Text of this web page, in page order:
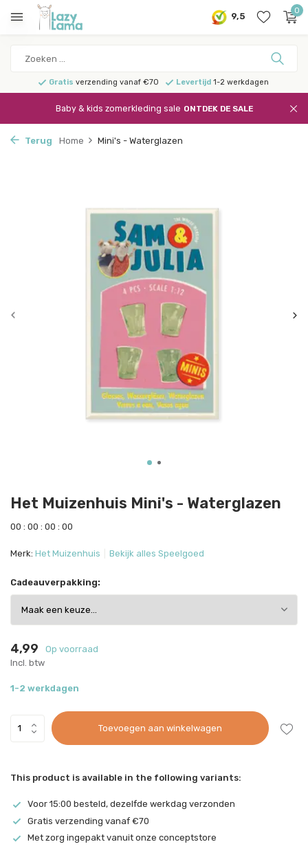
9,5
0
Gratis verzending vanaf €70 Levertijd1-2 werkdagen
Baby & kids zomerkleding sale ONTDEK DE SALE
Terug Home Mini's - Waterglazen
Het Muizenhuis Mini's - Waterglazen
00 : 00 : 00 : 00
Merk: Het Muizenhuis Bekijk alles Speelgoed
Cadeauverpakking:
4,99
Op voorraad
Incl. btw
1-2 werkdagen
Toevoegen aan winkelwagen
This product is available in the following variants:
Voor 15:00 besteld, dezelfde werkdag verzonden
Gratis verzending vanaf €70
Met zorg ingepakt vanuit onze conceptstore